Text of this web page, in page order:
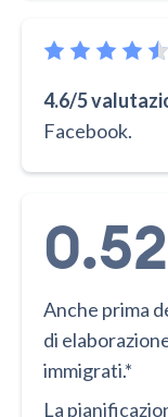
4.6/5
Facebook.
0.52
Anche prima
di
immigrati.*
La